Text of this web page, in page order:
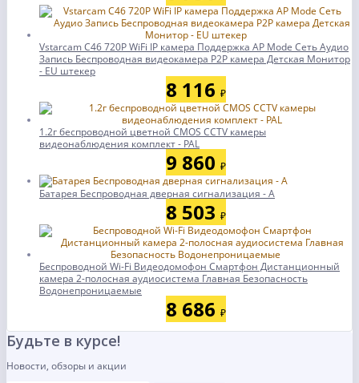
Vstarcam C46 720P WiFi IP камера Поддержка AP Mode Сеть Аудио
Запись Беспроводная видеокамера P2P камера Детская Монитор
- EU штекер
8 116 ₽
1.2г беспроводной цветной CMOS CCTV камеры
видеонаблюдения комплект - PAL
9 860 ₽
Батарея Беспроводная дверная сигнализация - А
8 503 ₽
Беспроводной Wi-Fi Видеодомофон Смартфон Дистанционный
камера 2-полосная аудиосистема Главная Безопасность
Водонепроницаемые
8 686 ₽
Будьте в курсе!
Новости, обзоры и акции